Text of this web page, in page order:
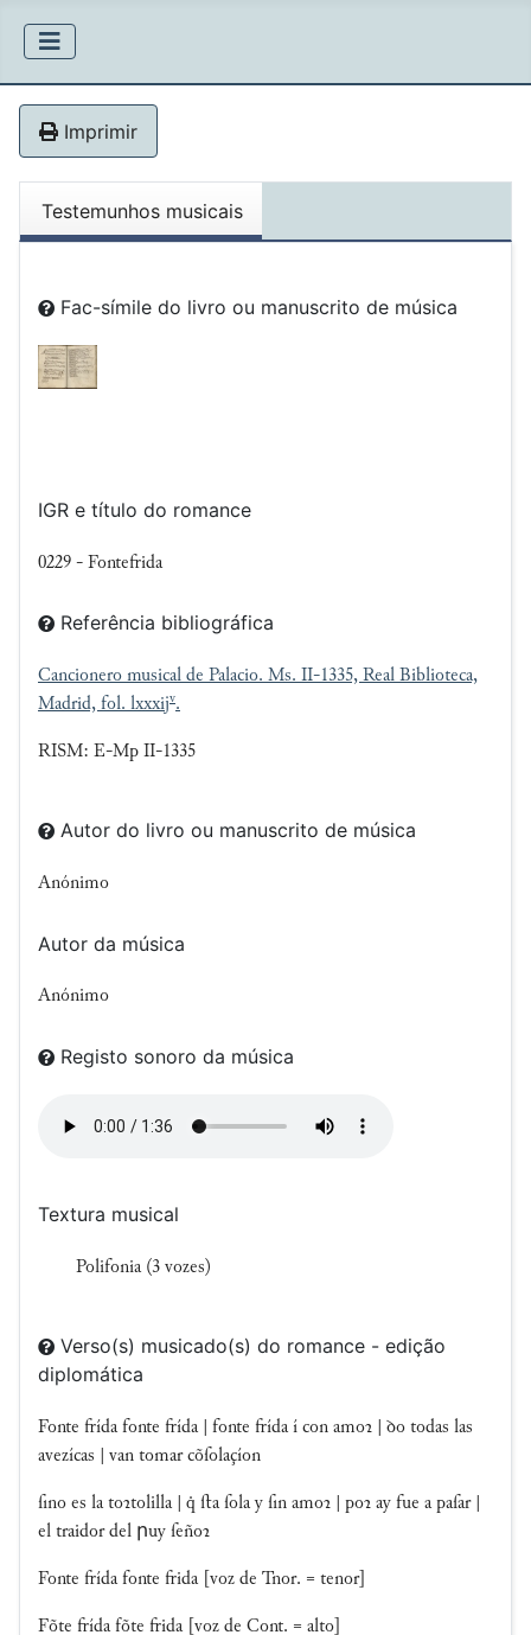
Imprimir
Testemunhos musicais
Fac-símile do livro ou manuscrito de música
IGR e título do romance
0229 - Fontefrida
Referência bibliográfica
Cancionero musical de Palacio. Ms. II-1335, Real Biblioteca,
Madrid, fol. lxxxijv.
RISM: E-Mp II-1335
Autor do livro ou manuscrito de música
Anónimo
Autor da música
Anónimo
Registo sonoro da música
Textura musical
Polifonia (3 vozes)
diplomática
Fonte frída fonte frída | fonte frída í con amoꝛ | ꝺo todas las
avezícas | van tomar cõſolaçíon
ſino es la toꝛtolilla | q̇ ſta ſola y ſin amoꝛ | poꝛ ay fue a paſar |
el traidor del րuy ſeñoꝛ
Fonte frída fonte frida [voz de Tnor. = tenor]
Fõte frída fõte frida [voz de Cont. = alto]